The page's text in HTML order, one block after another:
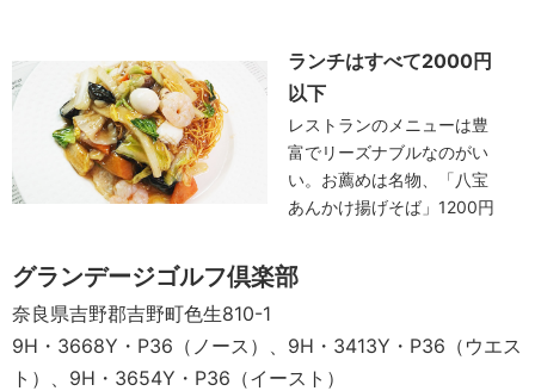
ランチはすべて2000円
以下
レストランのメニューは豊
富でリーズナブルなのがい
い。お薦めは名物、「八宝
あんかけ揚げそば」1200円
グランデージゴルフ倶楽部
奈良県吉野郡吉野町色生810-1
9H・3668Y・P36（ノース）、9H・3413Y・P36（ウエス
ト）、9H・3654Y・P36（イースト）